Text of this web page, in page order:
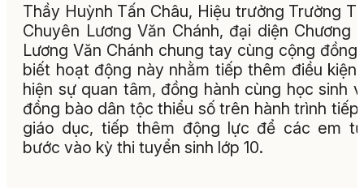
Thầy Huỳnh Tấn Châu, Hiệu trưởng Trường
Chuyên Lương Văn Chánh, đại diện Chương
Lương Văn Chánh chung tay cùng cộng đồng
biết hoạt động này nhằm tiếp thêm điều
hiện sự quan tâm, đồng hành cùng học sinh
đồng bào dân tộc thiểu số trên hành trình tiếp
giáo dục, tiếp thêm động lực để các em
bước vào kỳ thi tuyển sinh lớp 10.